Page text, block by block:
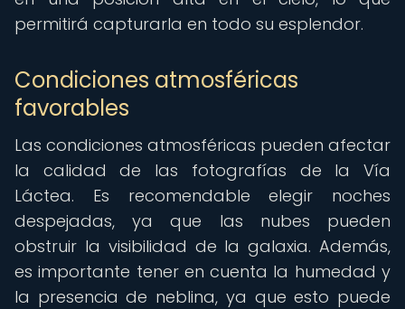
permitirá capturarla en todo su esplendor.
Condiciones atmosféricas
favorables
Las condiciones atmosféricas pueden afectar
la calidad de las fotografías de la Vía
Láctea. Es recomendable elegir noches
despejadas, ya que las nubes pueden
obstruir la visibilidad de la galaxia. Además,
es importante tener en cuenta la humedad y
la presencia de neblina, ya que esto puede